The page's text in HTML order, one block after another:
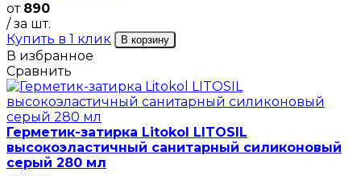
от 890
/ за шт.
Купить в 1 клик
В корзину
В избранное
Сравнить
Герметик-затирка Litokol LITOSIL
высокоэластичный санитарный силиконовый
серый 280 мл